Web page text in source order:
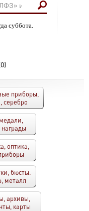
суббота.
приборы,
серебро
награды
оптика,
бюсты.
металл
архивы,
карты